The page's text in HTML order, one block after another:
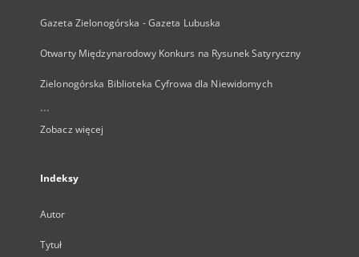
Gazeta Zielonogórska - Gazeta Lubuska
Otwarty Międzynarodowy Konkurs na Rysunek Satyryczny
Zielonogórska Biblioteka Cyfrowa dla Niewidomych
...
Zobacz więcej
Indeksy
Autor
Tytuł